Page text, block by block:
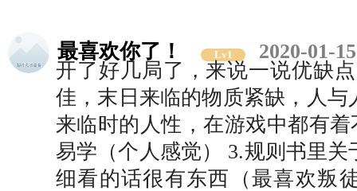
最喜欢你了！ Lv1
2020-01-
开了好几局了，来说一说优缺
佳，末日来临的物质紧缺，人
来临时的人性，在游戏中都有
易学（个人感觉） 3.规则书里
细看的话很有东西（最喜欢叛